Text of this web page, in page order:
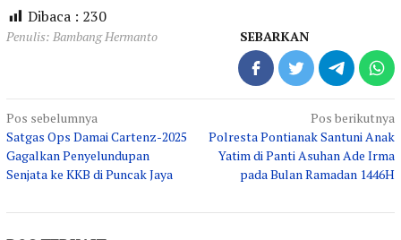
Dibaca : 230
Penulis: Bambang Hermanto SEBARKAN
Navigasi
pos
Pos sebelumnya
Satgas Ops Damai Cartenz-2025
Gagalkan Penyelundupan
Senjata ke KKB di Puncak Jaya
Pos berikutnya
Polresta Pontianak Santuni Anak
Yatim di Panti Asuhan Ade Irma
pada Bulan Ramadan 1446H